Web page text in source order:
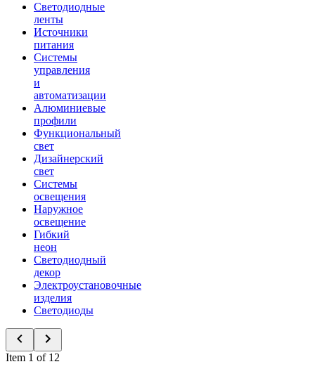
Светодиодные
ленты
Источники
питания
Системы
управления
и
автоматизации
Алюминиевые
профили
Функциональный
свет
Дизайнерский
свет
Системы
освещения
Наружное
освещение
Гибкий
неон
Светодиодный
декор
Электроустановочные
изделия
Светодиоды
Item 1 of 12